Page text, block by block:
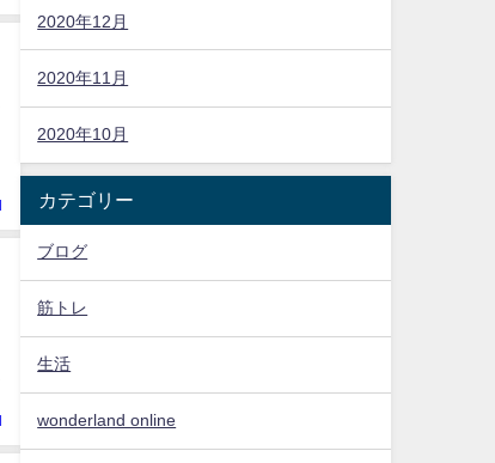
2020年12月
2020年11月
2020年10月
カテゴリー
ブログ
筋トレ
生活
wonderland online